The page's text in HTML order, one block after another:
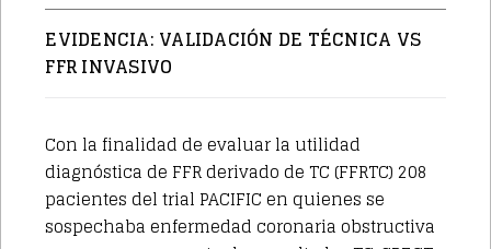
EVIDENCIA: VALIDACIÓN DE TÉCNICA VS
FFR INVASIVO
Con la finalidad de evaluar la utilidad
diagnóstica de FFR derivado de TC (FFRTC) 208
pacientes del trial PACIFIC en quienes se
sospechaba enfermedad coronaria obstructiva